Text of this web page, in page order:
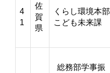
4
1
佐
賀
県
くらし環境本部
こども未来課
総務部学事振